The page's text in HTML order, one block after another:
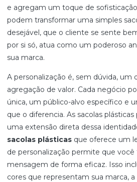
e agregam um toque de
podem transformar uma simples
desejável, que o cliente se sente
por si só, atua como um poderoso
sua marca.
A personalização é, sem dúvida, um
agregação de valor. Cada negócio
única, um público-alvo específico e
que o diferencia. As sacolas plásticas
uma extensão direta dessa
sacolas plásticas que oferece um
de personalização permite que você
mensagem de forma eficaz. Isso
cores que representam sua marca,